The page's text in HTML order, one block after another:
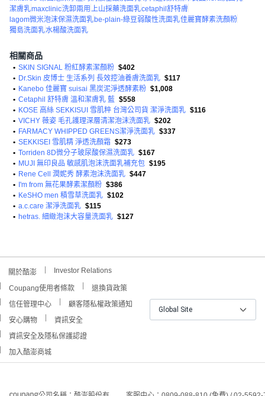
潔膚乳maxclinic洗卸兩用 上山採藥洗面乳cetaphil舒特膚
lagom微米泡沫保濕洗面乳be-plain-綠豆弱酸性洗面乳佳麗寶酵素洗顏粉
獨島洗面乳水楊酸洗面乳
相關商品
• SKIN SIGNAL 粉紅酵素潔顏粉 $402
• Dr.Skin 皮博士 生活系列 長效控油養膚洗面乳 $117
• Kanebo 佳麗寶 suisai 黑炭泥淨透酵素粉 $1,008
• Cetaphil 舒特膚 溫和潔膚乳 藍 $558
• KOSE 高絲 SEKKISUI 雪肌粹 台灣公司貨 潔淨洗面乳 $116
• VICHY 薇姿 毛孔護理深層清潔泡沫洗面乳 $202
• FARMACY WHIPPED GREENS潔淨洗面乳 $337
• SEKKISEI 雪肌精 淨透洗顏霜 $273
• Torriden 8D微分子玻尿酸保濕洗面乳 $167
• MUJI 無印良品 敏感肌泡沫洗面乳補充包 $195
• Rene Cell 潤妮秀 酵素泡沫洗面乳 $447
•
I'm from 無花果酵素潔顏粉 $386
• KeSHO men 積雪草洗面乳 $102
• a.c.care 潔淨洗面乳 $115
• hetras. 細緻泡沫大容量洗面乳 $127
關於酷澎 Investor Relations
Coupang使用者條款
退換貨政策
信任管理中心
顧客隱私權政策通知
安心購物
資訊安全
資訊安全及隱私保護認證
加入酷澎商城
Global Site